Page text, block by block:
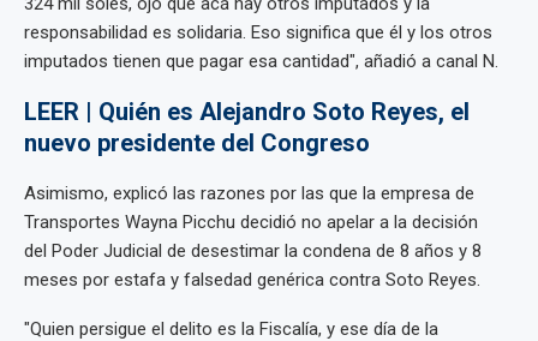
responsabilidad es solidaria. Eso significa que él y los otros
imputados tienen que pagar esa cantidad", añadió a canal N.
LEER | Quién es Alejandro Soto Reyes, el
nuevo presidente del Congreso
Asimismo, explicó las razones por las que la empresa de
Transportes Wayna Picchu decidió no apelar a la decisión
del Poder Judicial de desestimar la condena de 8 años y 8
meses por estafa y falsedad genérica contra Soto Reyes.
"Quien persigue el delito es la Fiscalía, y ese día de la